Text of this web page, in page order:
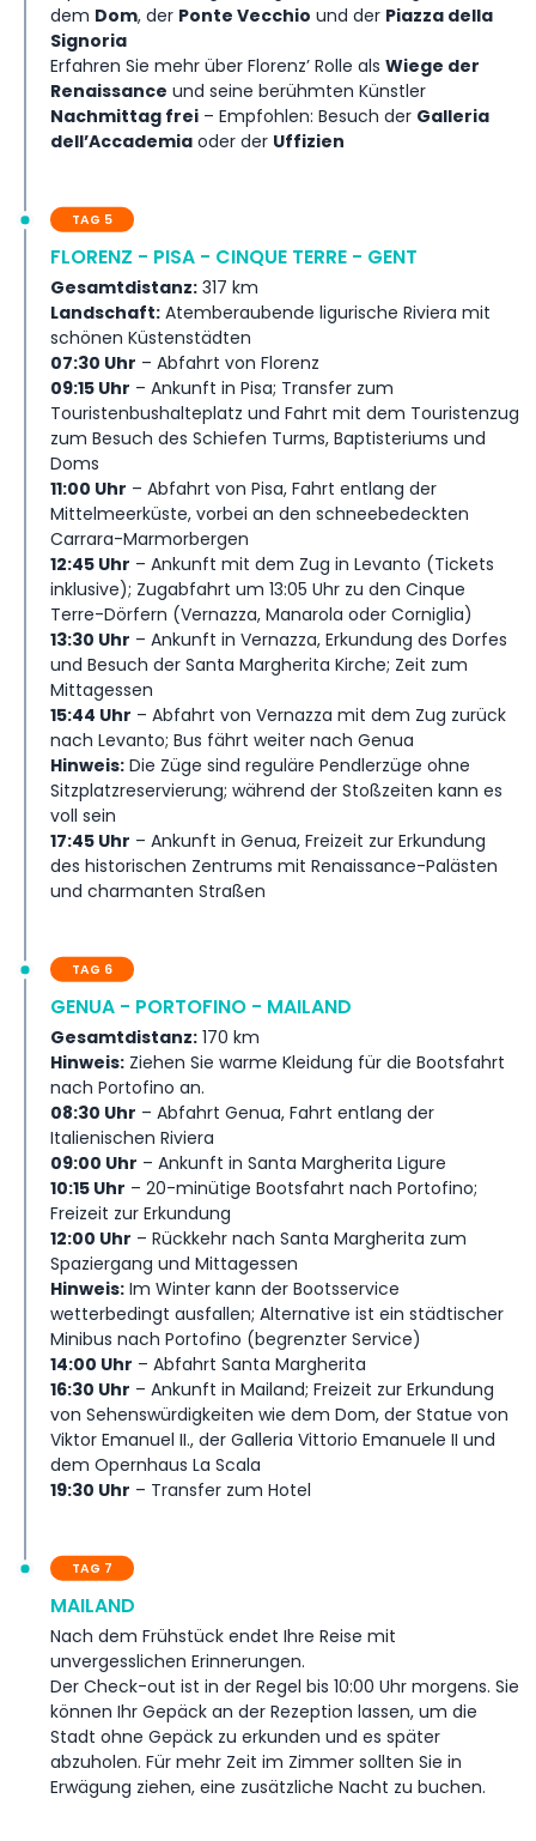
dem Dom, der Ponte Vecchio und der Piazza della
Signoria
Erfahren Sie mehr über Florenz’ Rolle als Wiege der
Renaissance und seine berühmten Künstler
Nachmittag frei – Empfohlen: Besuch der Galleria
dell’Accademia oder der Uffizien
TAG 5
FLORENZ - PISA - CINQUE TERRE - GENT
Gesamtdistanz: 317 km
Landschaft: Atemberaubende ligurische Riviera mit
schönen Küstenstädten
07:30 Uhr – Abfahrt von Florenz
09:15 Uhr – Ankunft in Pisa; Transfer zum
Touristenbushalteplatz und Fahrt mit dem Touristenzug
zum Besuch des Schiefen Turms, Baptisteriums und
Doms
11:00 Uhr – Abfahrt von Pisa, Fahrt entlang der
Mittelmeerküste, vorbei an den schneebedeckten
Carrara-Marmorbergen
12:45 Uhr – Ankunft mit dem Zug in Levanto (Tickets
inklusive); Zugabfahrt um 13:05 Uhr zu den Cinque
Terre-Dörfern (Vernazza, Manarola oder Corniglia)
13:30 Uhr – Ankunft in Vernazza, Erkundung des Dorfes
und Besuch der Santa Margherita Kirche; Zeit zum
Mittagessen
15:44 Uhr – Abfahrt von Vernazza mit dem Zug zurück
nach Levanto; Bus fährt weiter nach Genua
Hinweis: Die Züge sind reguläre Pendlerzüge ohne
Sitzplatzreservierung; während der Stoßzeiten kann es
voll sein
17:45 Uhr – Ankunft in Genua, Freizeit zur Erkundung
des historischen Zentrums mit Renaissance-Palästen
und charmanten Straßen
TAG 6
GENUA - PORTOFINO - MAILAND
Gesamtdistanz: 170 km
Hinweis: Ziehen Sie warme Kleidung für die Bootsfahrt
nach Portofino an.
08:30 Uhr – Abfahrt Genua, Fahrt entlang der
Italienischen Riviera
09:00 Uhr – Ankunft in Santa Margherita Ligure
10:15 Uhr – 20-minütige Bootsfahrt nach Portofino;
Freizeit zur Erkundung
12:00 Uhr – Rückkehr nach Santa Margherita zum
Spaziergang und Mittagessen
Hinweis: Im Winter kann der Bootsservice
wetterbedingt ausfallen; Alternative ist ein städtischer
Minibus nach Portofino (begrenzter Service)
14:00 Uhr – Abfahrt Santa Margherita
16:30 Uhr – Ankunft in Mailand; Freizeit zur Erkundung
von Sehenswürdigkeiten wie dem Dom, der Statue von
Viktor Emanuel II., der Galleria Vittorio Emanuele II und
dem Opernhaus La Scala
19:30 Uhr – Transfer zum Hotel
TAG 7
MAILAND
Nach dem Frühstück endet Ihre Reise mit
unvergesslichen Erinnerungen.
Der Check-out ist in der Regel bis 10:00 Uhr morgens. Sie
können Ihr Gepäck an der Rezeption lassen, um die
Stadt ohne Gepäck zu erkunden und es später
abzuholen. Für mehr Zeit im Zimmer sollten Sie in
Erwägung ziehen, eine zusätzliche Nacht zu buchen.